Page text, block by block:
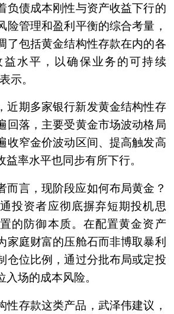
负债成本刚性与资产收益下行的
险管理和盈利平衡的综合考量，
了包括黄金结构性存款在内的各
水平，以确保业务的可持续
示。
近期多家银行新发黄金结构性存
回落，主要受黄金市场波动格局
收窄金价波动区间、提高触发高
率水平也同步有所下行。
而言，现阶段应如何布局黄金？
投资者应彻底摒弃短期投机思
的防御本质。在配置黄金资产
家庭财富的压舱石而非博取暴利
仓位比例，通过分批布局或定投
场的成本风险。
性存款这类产品，武泽伟建议，